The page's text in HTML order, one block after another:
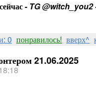
- TG @witch_you2
0 понравилось! вверх^
21.06.2025